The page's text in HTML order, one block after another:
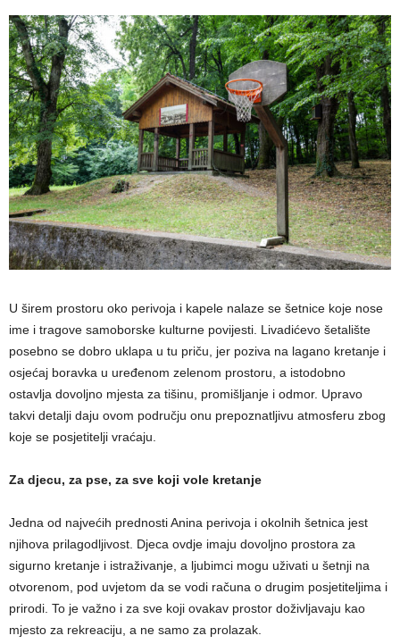
U širem prostoru oko perivoja i kapele nalaze se šetnice koje nose
ime i tragove samoborske kulturne povijesti. Livadićevo šetalište
posebno se dobro uklapa u tu priču, jer poziva na lagano kretanje i
osjećaj boravka u uređenom zelenom prostoru, a istodobno
ostavlja dovoljno mjesta za tišinu, promišljanje i odmor. Upravo
takvi detalji daju ovom području onu prepoznatljivu atmosferu zbog
koje se posjetitelji vraćaju.
Za djecu, za pse, za sve koji vole kretanje
Jedna od najvećih prednosti Anina perivoja i okolnih šetnica jest
njihova prilagodljivost. Djeca ovdje imaju dovoljno prostora za
sigurno kretanje i istraživanje, a ljubimci mogu uživati u šetnji na
otvorenom, pod uvjetom da se vodi računa o drugim posjetiteljima i
prirodi. To je važno i za sve koji ovakav prostor doživljavaju kao
mjesto za rekreaciju, a ne samo za prolazak.